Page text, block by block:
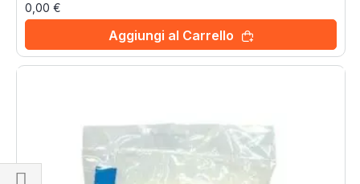
0,00 €
Aggiungi al Carrello